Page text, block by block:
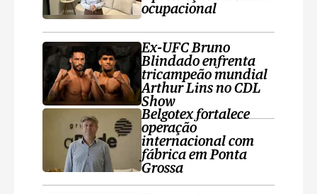
ocupacional
Ex-UFC Bruno
Blindado enfrenta
tricampeão mundial
Arthur Lins no CDL
Show
Belgotex fortalece
operação
internacional com
fábrica em Ponta
Grossa